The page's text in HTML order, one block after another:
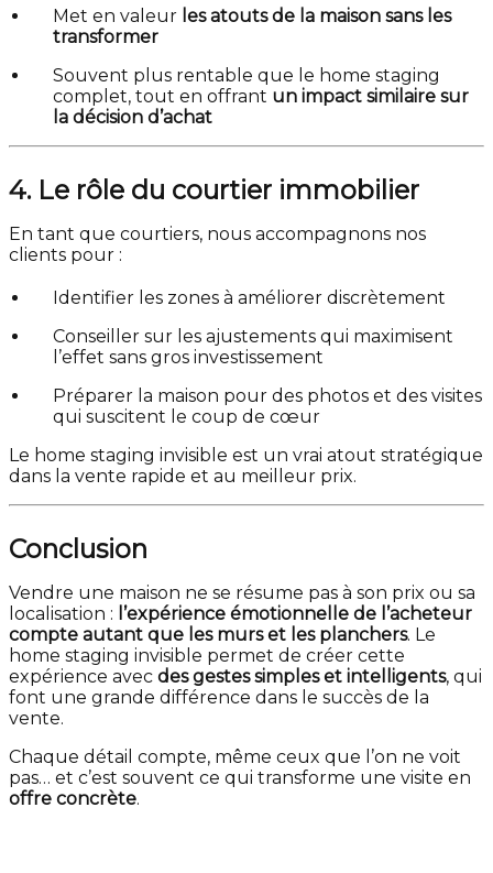
Met en valeur les atouts de la maison sans les
transformer
Souvent plus rentable que le home staging
complet, tout en offrant un impact similaire sur
la décision d’achat
4. Le rôle du courtier immobilier
En tant que courtiers, nous accompagnons nos
clients pour :
Identifier les zones à améliorer discrètement
Conseiller sur les ajustements qui maximisent
l’effet sans gros investissement
Préparer la maison pour des photos et des visites
qui suscitent le coup de cœur
Le home staging invisible est un vrai atout stratégique
dans la vente rapide et au meilleur prix.
Conclusion
Vendre une maison ne se résume pas à son prix ou sa
localisation : l’expérience émotionnelle de l’acheteur
compte autant que les murs et les planchers. Le
home staging invisible permet de créer cette
expérience avec des gestes simples et intelligents, qui
font une grande différence dans le succès de la
vente.
Chaque détail compte, même ceux que l’on ne voit
pas… et c’est souvent ce qui transforme une visite en
offre concrète.